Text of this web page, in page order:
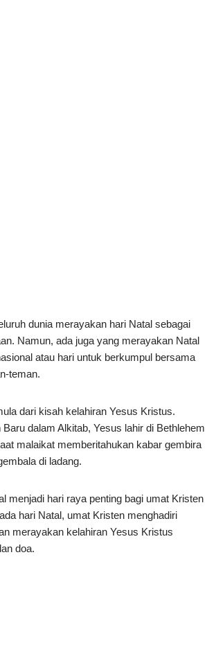
dunia merayakan hari Natal sebagai
Namun, ada juga yang merayakan Natal
atau hari untuk berkumpul bersama
teman.
dari kisah kelahiran Yesus Kristus.
dalam Alkitab, Yesus lahir di Bethlehem
malaikat memberitahukan kabar gembira
di ladang.
menjadi hari raya penting bagi umat Kristen
hari Natal, umat Kristen menghadiri
merayakan kelahiran Yesus Kristus
doa.